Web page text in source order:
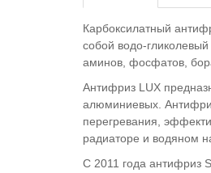
Карбоксилатный
собой водо-
аминов, фосфатов,
Антифриз LUX
алюминиевых.
перегревания,
радиаторе и водяном
С 2011 года антифриз